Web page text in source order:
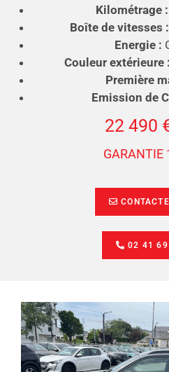
Kilométrage :
Boîte de vitesses :
Energie :
Couleur extérieure :
Première
Emission de
22 490
GARANTIE
02 41 69